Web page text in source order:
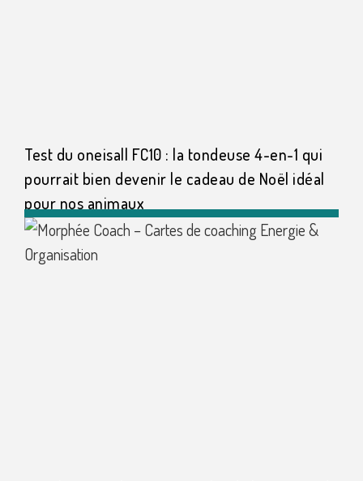
Test du oneisall FC10 : la tondeuse 4-en-1 qui
pourrait bien devenir le cadeau de Noël idéal
pour nos animaux